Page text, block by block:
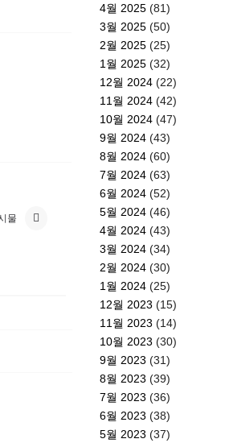
물
4월 2025 (81)
3월 2025 (50)
2월 2025 (25)
1월 2025 (32)
12월 2024 (22)
11월 2024 (42)
10월 2024 (47)
9월 2024 (43)
8월 2024 (60)
7월 2024 (63)
6월 2024 (52)
5월 2024 (46)
4월 2024 (43)
3월 2024 (34)
2월 2024 (30)
1월 2024 (25)
12월 2023 (15)
11월 2023 (14)
10월 2023 (30)
9월 2023 (31)
8월 2023 (39)
7월 2023 (36)
6월 2023 (38)
5월 2023 (37)